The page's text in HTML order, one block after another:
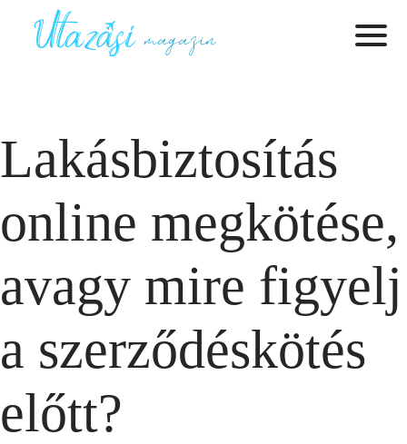
Lakásbiztosítás
online megkötése,
avagy mire figyelj
a szerződéskötés
előtt?